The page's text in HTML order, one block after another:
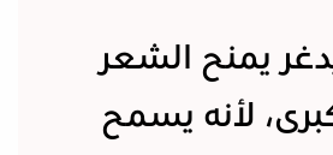
يمنح الشعر
لأنه يسمح